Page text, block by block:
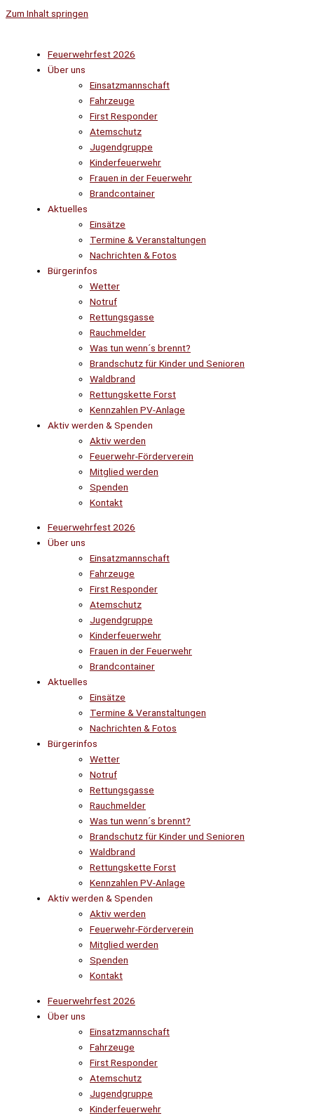
Zum Inhalt springen
Feuerwehrfest 2026
Über uns
Einsatzmannschaft
Fahrzeuge
First Responder
Atemschutz
Jugendgruppe
Kinderfeuerwehr
Frauen in der Feuerwehr
Brandcontainer
Aktuelles
Einsätze
Termine & Veranstaltungen
Nachrichten & Fotos
Bürgerinfos
Wetter
Notruf
Rettungsgasse
Rauchmelder
Was tun wenn´s brennt?
Brandschutz für Kinder und Senioren
Waldbrand
Rettungskette Forst
Kennzahlen PV-Anlage
Aktiv werden & Spenden
Aktiv werden
Feuerwehr-Förderverein
Mitglied werden
Spenden
Kontakt
Feuerwehrfest 2026
Über uns
Einsatzmannschaft
Fahrzeuge
First Responder
Atemschutz
Jugendgruppe
Kinderfeuerwehr
Frauen in der Feuerwehr
Brandcontainer
Aktuelles
Einsätze
Termine & Veranstaltungen
Nachrichten & Fotos
Bürgerinfos
Wetter
Notruf
Rettungsgasse
Rauchmelder
Was tun wenn´s brennt?
Brandschutz für Kinder und Senioren
Waldbrand
Rettungskette Forst
Kennzahlen PV-Anlage
Aktiv werden & Spenden
Aktiv werden
Feuerwehr-Förderverein
Mitglied werden
Spenden
Kontakt
Feuerwehrfest 2026
Über uns
Einsatzmannschaft
Fahrzeuge
First Responder
Atemschutz
Jugendgruppe
Kinderfeuerwehr